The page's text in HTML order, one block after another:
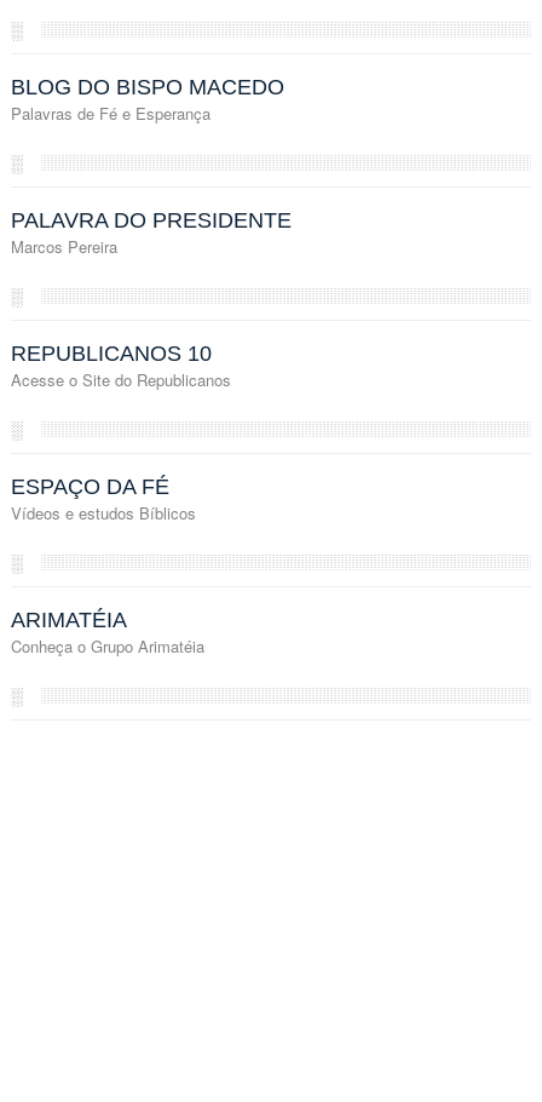
░
BLOG DO BISPO MACEDO
Palavras de Fé e Esperança
░
PALAVRA DO PRESIDENTE
Marcos Pereira
░
REPUBLICANOS 10
Acesse o Site do Republicanos
░
ESPAÇO DA FÉ
Vídeos e estudos Bíblicos
░
ARIMATÉIA
Conheça o Grupo Arimatéia
░